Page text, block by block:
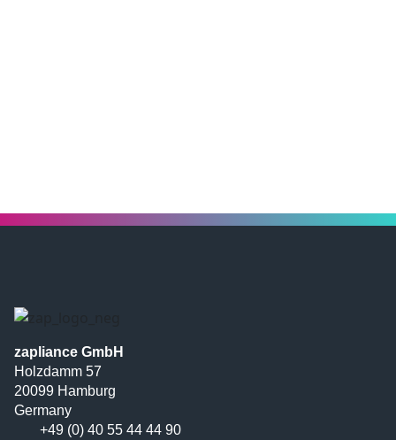
zapliance GmbH
Holzdamm 57
20099 Hamburg
Germany
+49 (0) 40 55 44 44 90